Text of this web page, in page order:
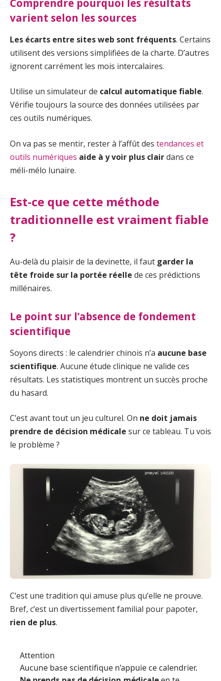
Comprendre pourquoi les résultats
varient selon les sources
Les écarts entre sites web sont fréquents. Certains
utilisent des versions simplifiées de la charte. D’autres
ignorent carrément les mois intercalaires.
Utilise un simulateur de calcul automatique fiable.
Vérifie toujours la source des données utilisées par
ces outils numériques.
On va pas se mentir, rester à l’affût des tendances et
outils numériques aide à y voir plus clairdans ce
méli-mélo lunaire.
Est-ce que cette méthode
traditionnelle est vraiment fiable
?
Au-delà du plaisir de la devinette, il faut garder la
tête froide sur la portée réelle de ces prédictions
millénaires.
Le point sur l’absence de fondement
scientifique
Soyons directs : le calendrier chinois n’a aucune base
scientifique. Aucune étude clinique ne valide ces
résultats. Les statistiques montrent un succès proche
du hasard.
C’est avant tout un jeu culturel. On ne doit jamais
prendre de décision médicale sur ce tableau. Tu vois
le problème ?
C’est une tradition qui amuse plus qu’elle ne prouve.
Bref, c’est un divertissement familial pour papoter,
rien de plus.
Attention
Aucune base scientifique n’appuie ce calendrier.